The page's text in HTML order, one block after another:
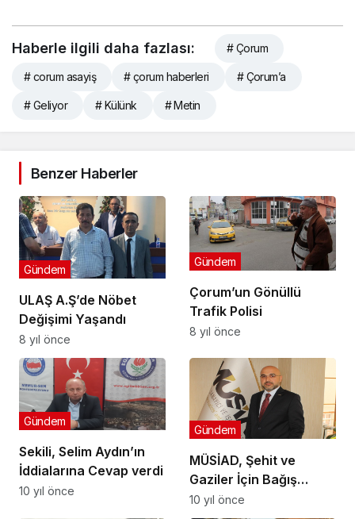
Haberle ilgili daha fazlası: # Çorum
# corum asayiş # çorum haberleri # Çorum’a
# Geliyor # Külünk # Metin
Benzer Haberler
ULAŞ A.Ş’de Nöbet
Değişimi Yaşandı
Gündem
8 yıl önce
Çorum’un Gönüllü
Trafik Polisi
Gündem
8 yıl önce
Sekili, Selim Aydın’ın
İddialarına Cevap verdi
Gündem
10 yıl önce
MÜSİAD, Şehit ve
Gaziler İçin Bağış
Yapacak
Gündem
10 yıl önce